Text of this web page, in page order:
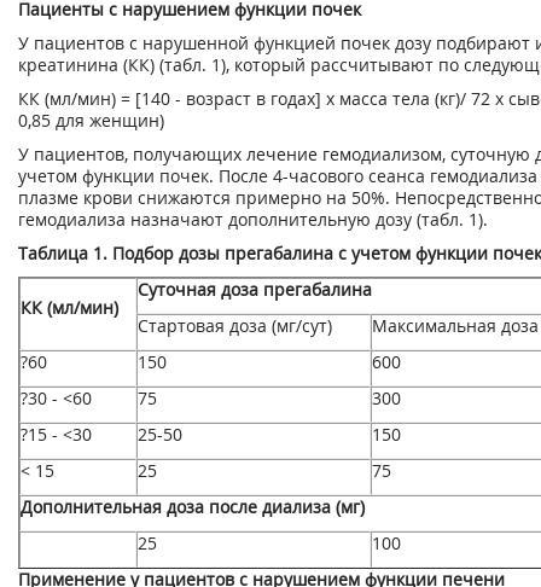
Пациенты с нарушением функции почек
У пациентов с нарушенной функцией почек дозу подбирают
креатинина (КК) (табл. 1), который рассчитывают по
КК (мл/мин) = [140 - возраст в годах] х масса тела (кг)/ 72 х
0,85 для женщин)
У пациентов, получающих лечение гемодиализом, суточную
учетом функции почек. После 4-часового сеанса
плазме крови снижаются примерно на 50%.
гемодиализа назначают дополнительную дозу (табл. 1).
Таблица 1. Подбор дозы прегабалина с учетом функции почек
КК (мл/мин)
Суточная доза прегабалина
Стартовая доза (мг/сут)
Максимальная доза
?60
150
600
?30 - <60
75
300
?15 - <30
25-50
150
< 15
25
75
Дополнительная доза после диализа (мг)
25
100
Применение у пациентов с нарушением функции печени